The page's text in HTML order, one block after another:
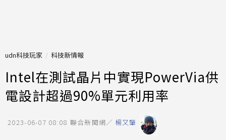
udn科技玩家 科技新情報
Intel在測試晶片中實現PowerVia供
電設計超過90%單元利用率
2023-06-07 08:08 聯合新聞網／ 楊又肇